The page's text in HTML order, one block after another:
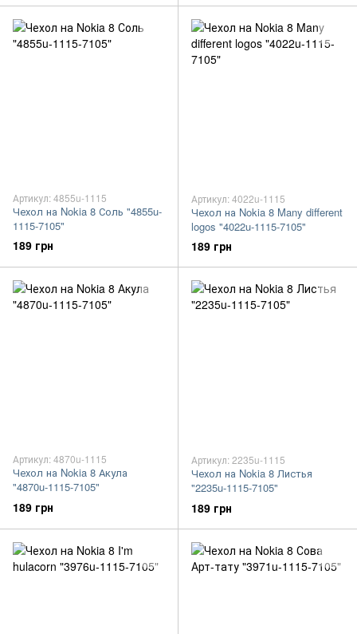
Артикул: 4855u-1115
Чехол на Nokia 8 Соль "4855u-
1115-7105"
189 грн
Артикул: 4022u-1115
Чехол на Nokia 8 Many different
logos "4022u-1115-7105"
189 грн
Артикул: 4870u-1115
Чехол на Nokia 8 Акула
"4870u-1115-7105"
189 грн
Артикул: 2235u-1115
Чехол на Nokia 8 Листья
"2235u-1115-7105"
189 грн